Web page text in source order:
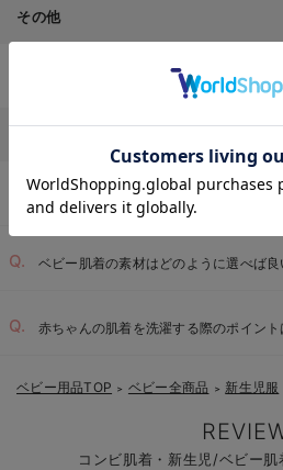
その他
ベビー服・新生児服・ベビー用品のTOPペ
新生児の肌着にはどのような種類があり
ベビー肌着の素材はどのように選べば良
赤ちゃんの肌着を洗濯する際のポイント
お気に入り商品を
ベビー用品TOP ＞ ベビー全商品 ＞ 新生児服
コンビ肌着・新生児/ベビー